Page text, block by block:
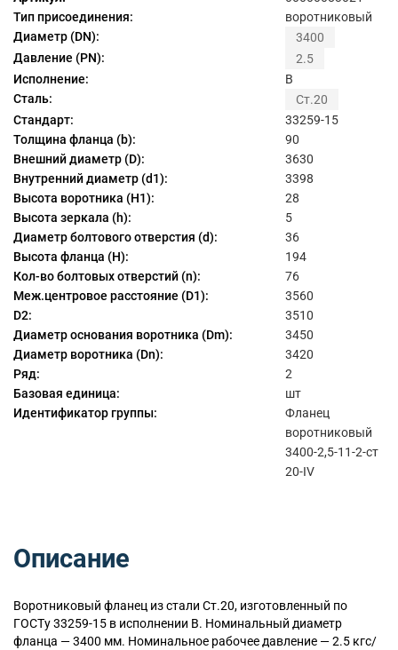
Тип присоединения:
воротниковый
Диаметр (DN):
3400
Давление (PN):
2.5
Исполнение:
B
Сталь:
Ст.20
Стандарт:
33259-15
Толщина фланца (b):
90
Внешний диаметр (D):
3630
Внутренний диаметр (d1):
3398
Высота воротника (H1):
28
Высота зеркала (h):
5
Диаметр болтового отверстия (d):
36
Высота фланца (H):
194
Кол-во болтовых отверстий (n):
76
Меж.центровое расстояние (D1):
3560
D2:
3510
Диаметр основания воротника (Dm):
3450
Диаметр воротника (Dn):
3420
Ряд:
2
Базовая единица:
шт
Идентификатор группы:
Фланец
воротниковый
3400-2,5-11-2-ст
20-IV
Описание
Воротниковый фланец из стали Ст.20, изготовленный по
ГОСТу 33259-15 в исполнении B. Номинальный диаметр
фланца — 3400 мм. Номинальное рабочее давление — 2.5 кгс/